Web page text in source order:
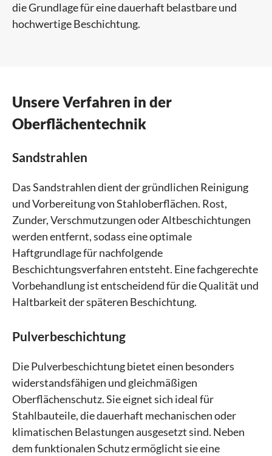
die Grundlage für eine dauerhaft belastbare und
hochwertige Beschichtung.
Unsere Verfahren in der
Oberflächentechnik
Sandstrahlen
Das Sandstrahlen dient der gründlichen Reinigung
und Vorbereitung von Stahloberflächen. Rost,
Zunder, Verschmutzungen oder Altbeschichtungen
werden entfernt, sodass eine optimale
Haftgrundlage für nachfolgende
Beschichtungsverfahren entsteht. Eine fachgerechte
Vorbehandlung ist entscheidend für die Qualität und
Haltbarkeit der späteren Beschichtung.
Pulverbeschichtung
Die Pulverbeschichtung bietet einen besonders
widerstandsfähigen und gleichmäßigen
Oberflächenschutz. Sie eignet sich ideal für
Stahlbauteile, die dauerhaft mechanischen oder
klimatischen Belastungen ausgesetzt sind. Neben
dem funktionalen Schutz ermöglicht sie eine